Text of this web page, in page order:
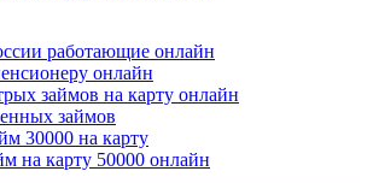
работающие онлайн
онлайн
займов на карту онлайн
займов
30000 на карту
на карту 50000 онлайн